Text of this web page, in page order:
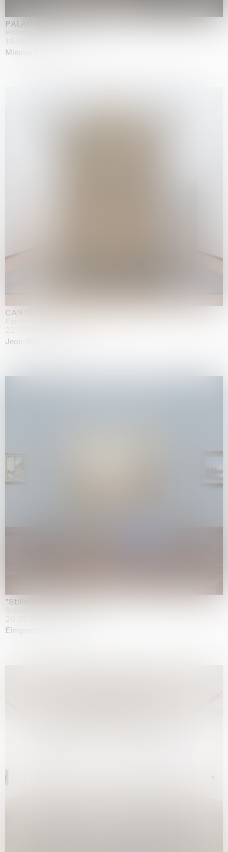
PALADINO
Palazzo Citterio, Milan
Mimmo Paladino
CANTO INFINITO
Jean-Marie Appriou
"Stilleben mit Gemüse”
Elmgreen & Dragset